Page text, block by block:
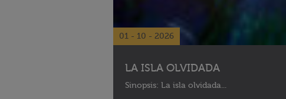
01 - 10 - 2026
LA ISLA OLVIDADA
Sinopsis: La isla olvidada...